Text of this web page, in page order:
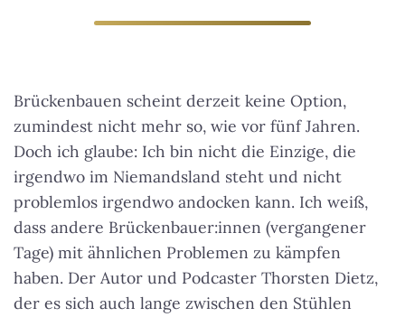
Brückenbauen scheint derzeit keine Option,
zumindest nicht mehr so, wie vor fünf Jahren.
Doch ich glaube: Ich bin nicht die Einzige, die
irgendwo im Niemandsland steht und nicht
problemlos irgendwo andocken kann. Ich weiß,
dass andere Brückenbauer:innen (vergangener
Tage) mit ähnlichen Problemen zu kämpfen
haben. Der Autor und Podcaster Thorsten Dietz,
der es sich auch lange zwischen den Stühlen